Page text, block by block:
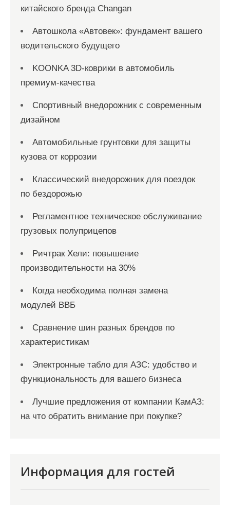
китайского бренда Changan
Автошкола «Автовек»: фундамент вашего
водительского будущего
KOONKA 3D-коврики в автомобиль
премиум-качества
Спортивный внедорожник с современным
дизайном
Автомобильные грунтовки для защиты
кузова от коррозии
Классический внедорожник для поездок
по бездорожью
Регламентное техническое обслуживание
грузовых полуприцепов
Ричтрак Хели: повышение
производительности на 30%
Когда необходима полная замена
модулей ВВБ
Сравнение шин разных брендов по
характеристикам
Электронные табло для АЗС: удобство и
функциональность для вашего бизнеса
Лучшие предложения от компании КамАЗ:
на что обратить внимание при покупке?
Информация для гостей